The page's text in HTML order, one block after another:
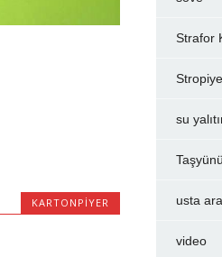
KARTONPIYER
Strafor
su
Taşyünü
usta
video